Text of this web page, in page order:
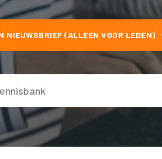
NIEUWSBRIEF (ALLEEN VOOR LEDEN)